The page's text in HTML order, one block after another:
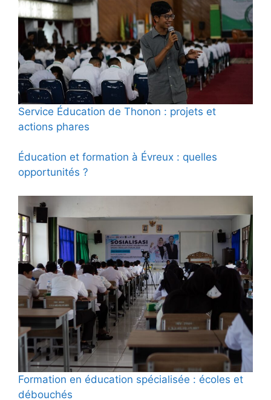
Service Éducation de Thonon : projets et
actions phares
Éducation et formation à Évreux : quelles
opportunités ?
Formation en éducation spécialisée : écoles et
débouchés